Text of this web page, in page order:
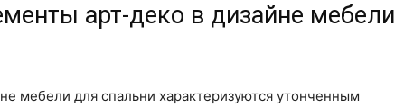
арт-деко в дизайне мебели
мебели для спальни характеризуются утонченным